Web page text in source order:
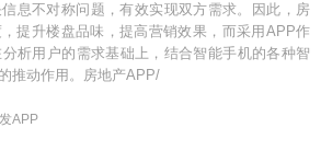
息不对称问题，有效实现双方需求。因此，房
提升楼盘品味，提高营销效果，而采用APP作
析用户的需求基础上，结合智能手机的各种智
推动作用。房地产APP/
APP